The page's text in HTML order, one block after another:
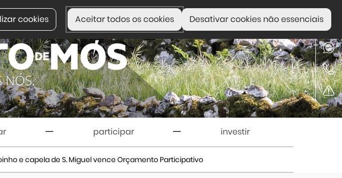
cookies Aceitar todos os cookies Desativar cookies não essenciais
participar investir
e capela de S. Miguel vence Orçamento Participativo